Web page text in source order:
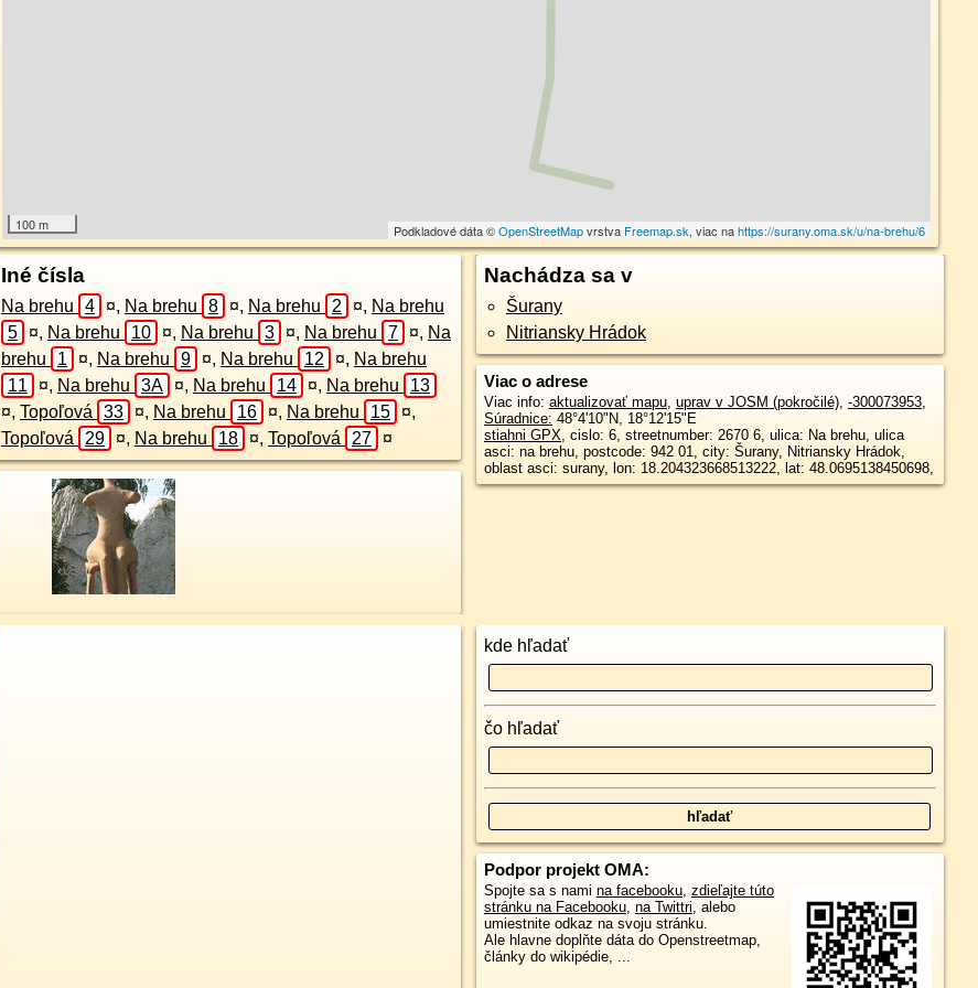
100 m Podkladové dáta ©OpenStreetMapvrstva Freemap.sk, viac nahttps://surany.oma.sk/u/na-brehu/6
Iné čísla
Na brehu 4 ¤, Na brehu 8 ¤, Na brehu 2 ¤, Na brehu
5
¤, Na brehu 10 ¤, Na brehu 3 ¤, Na brehu 7 ¤, Na
brehu
1 ¤, Na brehu 9 ¤, Na brehu 12 ¤, Na brehu
11
¤, Na brehu 3A ¤, Na brehu 14 ¤, Na brehu
13
¤, Topoľová 33 ¤, Na brehu 16 ¤, Na brehu 15 ¤,
Topoľová
29 ¤, Na brehu 18 ¤, Topoľová 27 ¤
Nachádza sa v
Šurany
Nitriansky Hrádok
Viac o adrese
Viac info: aktualizovať mapu, uprav v JOSM (pokročilé), -300073953,
Súradnice: 48°4'10"N, 18°12'15"E
stiahni GPX, cislo: 6, streetnumber: 2670 6, ulica: Na brehu, ulica
asci: na brehu, postcode: 942 01, city: Šurany, Nitriansky Hrádok,
oblast asci: surany, lon: 18.204323668513222, lat: 48.0695138450698,
kde hľadať
čo hľadať
Podpor projekt OMA:
Spojte sa s nami na facebooku, zdieľajte túto
stránku na Facebooku, na Twittri, alebo
umiestnite odkaz na svoju stránku.
Ale hlavne doplňte dáta do Openstreetmap,
články do wikipédie, ...